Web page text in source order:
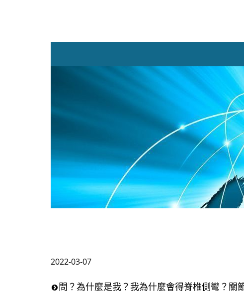
2022-03-07
問？為什麼是我？我為什麼會得脊椎側彎？關